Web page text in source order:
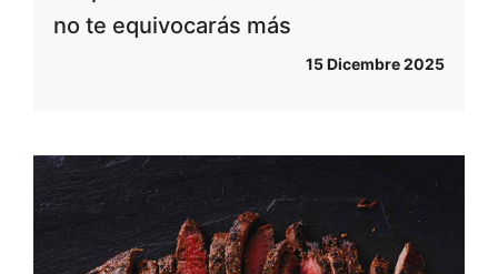
no te equivocarás más
15 Dicembre 2025